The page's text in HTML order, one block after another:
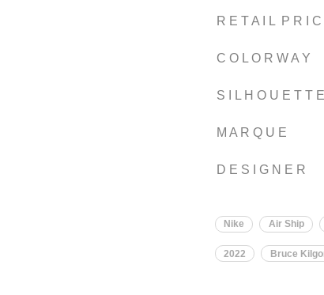
R E T A I L P R I C
C O L O R W A Y
S I L H O U E T T E
M A R Q U E
D E S I G N E R
Nike Air Ship
2022 Bruce